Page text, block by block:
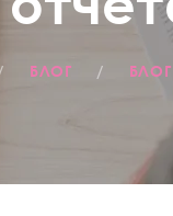
БЛОГ /